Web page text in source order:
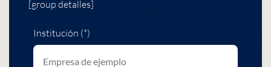
[group detalles]
Institución (*)